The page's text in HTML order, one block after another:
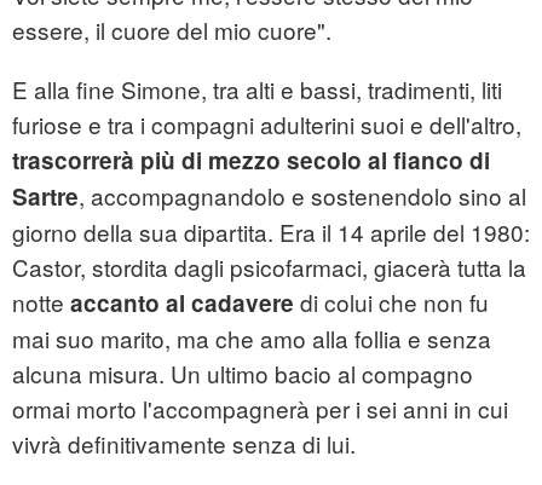
essere, il cuore del mio cuore".
E alla fine Simone, tra alti e bassi, tradimenti, liti
furiose e tra i compagni adulterini suoi e dell'altro,
trascorrerà più di mezzo secolo al fianco di
Sartre, accompagnandolo e sostenendolo sino al
giorno della sua dipartita. Era il 14 aprile del 1980:
Castor, stordita dagli psicofarmaci, giacerà tutta la
notte accanto al cadavere di colui che non fu
mai suo marito, ma che amo alla follia e senza
alcuna misura. Un ultimo bacio al compagno
ormai morto l'accompagnerà per i sei anni in cui
vivrà definitivamente senza di lui.